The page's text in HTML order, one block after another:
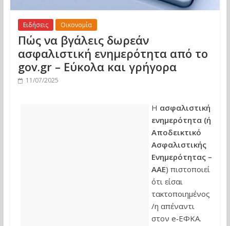
Ειδήσεις Οικονομία
Πώς να βγάλεις δωρεάν
ασφαλιστική ενημερότητα από το
gov.gr – Εύκολα και γρήγορα
11/07/2025
Η ασφαλιστική
ενημερότητα (ή
Αποδεικτικό
Ασφαλιστικής
Ενημερότητας –
ΑΑΕ) πιστοποιεί
ότι είσαι
τακτοποιημένος
/η απέναντι
στον e‑ΕΦΚΑ.